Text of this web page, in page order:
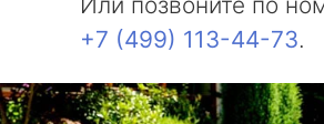
+7 (499) 113-44-73.